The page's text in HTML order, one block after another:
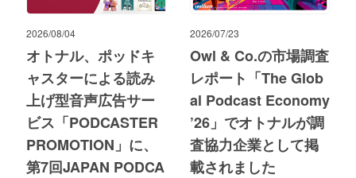
2026/08/04
オトナル、ポッドキ
ャスターによる読み
上げ型音声広告サー
ビス「PODCASTER
PROMOTION」に、
第7回JAPAN PODCA
2026/07/23
Owl & Co.の市場調査
レポート「The Glob
al Podcast Economy
’26」でオトナルが調
査協力企業として掲
載されました